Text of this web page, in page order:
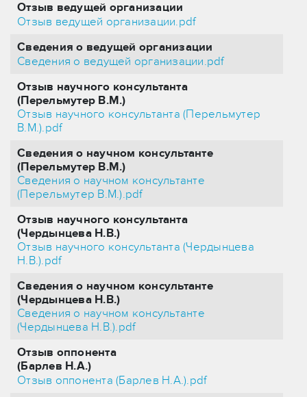
Отзыв ведущей организации
Отзыв ведущей организации.pdf
Сведения о ведущей организации
Сведения о ведущей организации.pdf
Отзыв научного консультанта
(Перельмутер В.М.)
Отзыв научного консультанта (Перельмутер
В.М.).pdf
Сведения о научном консультанте
(Перельмутер В.М.)
Сведения о научном консультанте
(Перельмутер В.М.).pdf
Отзыв научного консультанта
(Чердынцева Н.В.)
Отзыв научного консультанта (Чердынцева
Н.В.).pdf
Сведения о научном консультанте
(Чердынцева Н.В.)
Сведения о научном консультанте
(Чердынцева Н.В.).pdf
Отзыв оппонента
(Барлев Н.А.)
Отзыв оппонента (Барлев Н.А.).pdf